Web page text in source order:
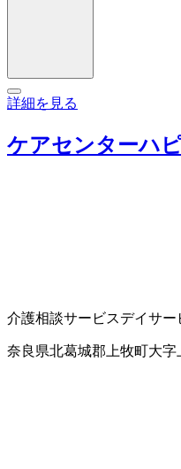
詳細を見る
ケアセンターハ
介護相談サービスデイサー
奈良県北葛城郡上牧町大字